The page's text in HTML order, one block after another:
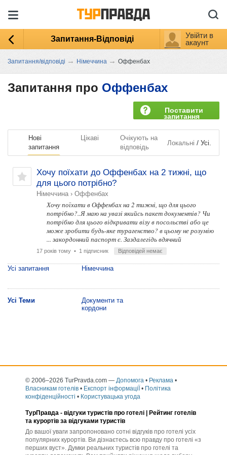
Запитання-Відповіді
Увійти в
акаунт
Запитання/відповіді → Німеччина → Оффенбах
Запитання про Оффенбах
Поставити
запитання
Нові
запитання
Цікаві
Очікують на
відповідь
Локальні / Усі.
Хочу поїхати до Оффенбах на 2 тижні, що
для цього потрібно?
Німеччина › Оффенбах
Хочу поїхати в Оффенбах на 2 тижні, що для цього
потрібно?..Я маю на увазі якийсь пакет документів? Чи
потрібно для цього відкривати візу в посольстві або це
може зробити будь-яке турагенство? в цьому не розумію
... закордонний паспорт є. Заздалегідь вдячний
17 років тому • 1 підписник Відповідей немає
Усі запитання Німеччина
Усі Теми
Документи та
кордони
© 2006–2026 TurPravda.com — Допомога • Реклама •
Власникам готелів • Експорт інформаціЇ • Політика
конфіденційності • Користувацька угода
ТурПравда - відгуки туристів про готелі | Рейтинг готелів
та курортів за відгуками туристів
До вашої уваги запропоновано сотні відгуків про готелі усіх
популярних курортів. Ви дізнаєтесь всю правду про готелі «з
перших вуст». Думки реальних туристів про готелі та